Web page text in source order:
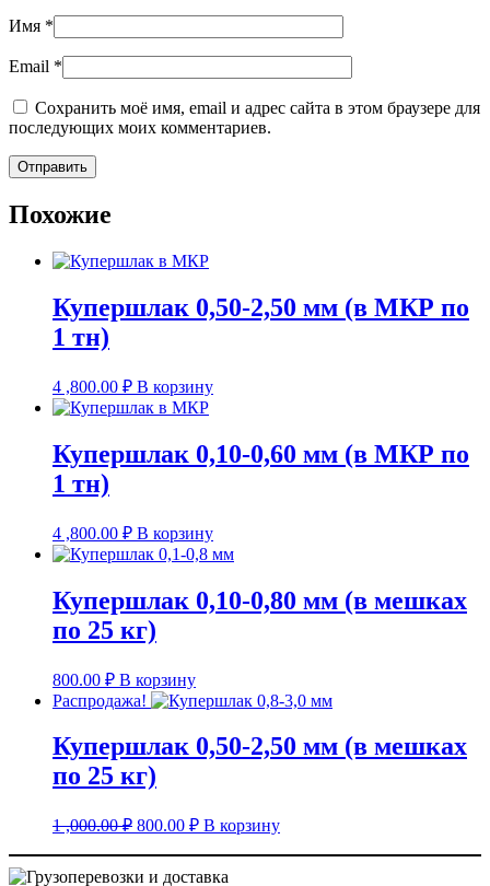
Имя *
Email *
Сохранить моё имя, email и адрес сайта в этом браузере для
последующих моих комментариев.
Похожие
Купершлак 0,50-2,50 мм (в МКР по
1 тн)
4 ,800.00 ₽ В корзину
Купершлак 0,10-0,60 мм (в МКР по
1 тн)
4 ,800.00 ₽ В корзину
Купершлак 0,10-0,80 мм (в мешках
по 25 кг)
800.00 ₽ В корзину
Распродажа!
Купершлак 0,50-2,50 мм (в мешках
по 25 кг)
1 ,000.00₽ Первоначальная
составляла
1
800.00 ₽Текущая
цена:
В корзину